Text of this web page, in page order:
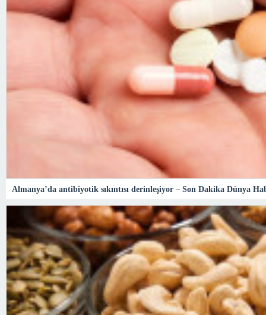
Almanya’da antibiyotik sıkıntısı derinleşiyor – Son Dakika Dünya